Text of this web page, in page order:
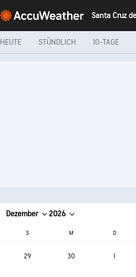
HEUTE STÜNDLICH 10-TAGE
Dezember 2026
S M D
29 30 1